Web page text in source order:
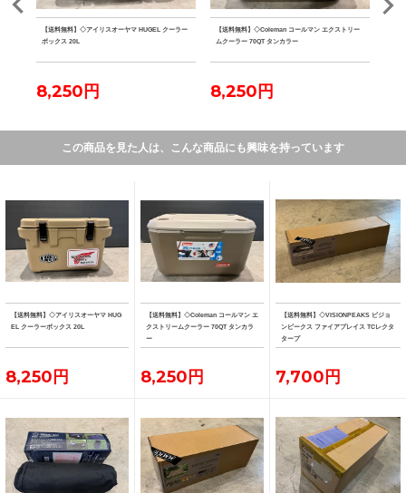
【送料無料】◇アイリスオーヤマ HUGEL クーラー
ボックス 20L
8,250円
【送料無料】◇Coleman コールマン エクストリー
ムクーラー 70QT タンカラー
8,250円
この商品を見た人は、こんな商品にも興味を持っています
【送料無料】◇アイリスオーヤマ HUG
EL クーラーボックス 20L
8,250円
【送料無料】◇Coleman コールマン エ
クストリームクーラー 70QT タンカラ
ー
8,250円
【送料無料】◇VISIONPEAKS ビジョ
ンピークス ファイアプレイス TCレクタ
タープ
7,700円